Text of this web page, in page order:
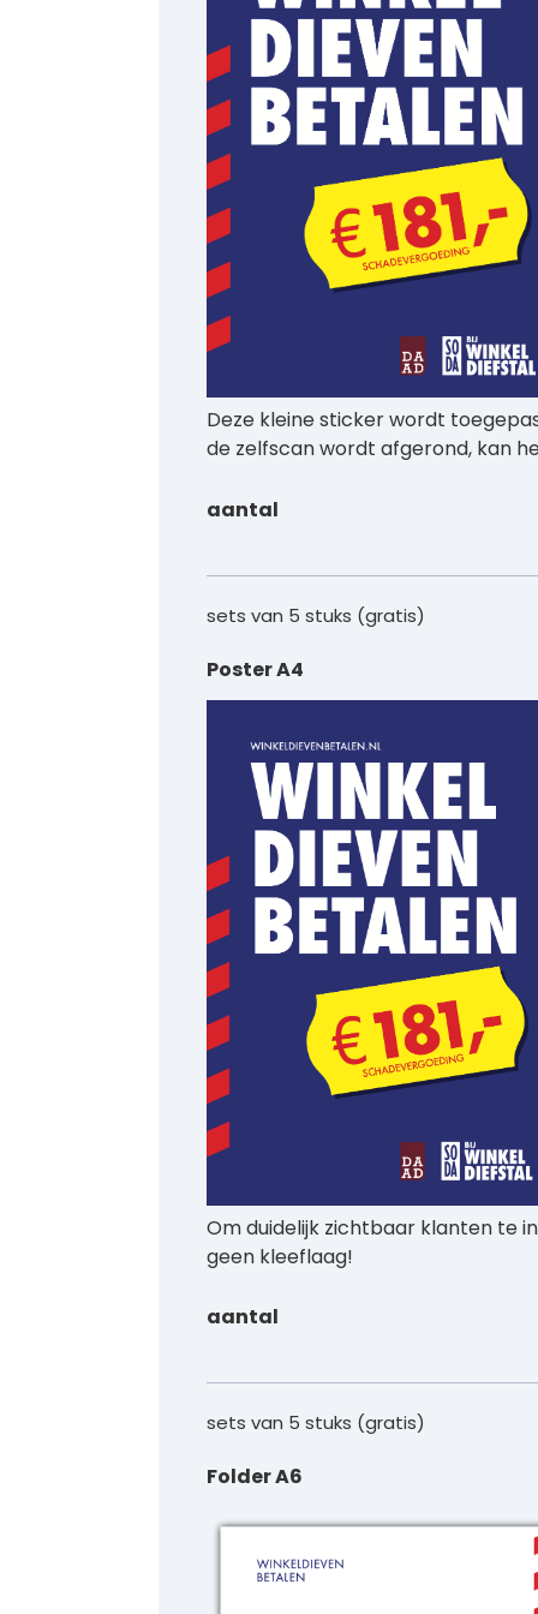
Deze kleine sticker wordt
de zelfscan wordt afgerond, kan
aantal
sets van 5 stuks (gratis)
Poster A4
Om duidelijk zichtbaar klanten te
geen kleeflaag!
aantal
sets van 5 stuks (gratis)
Folder A6